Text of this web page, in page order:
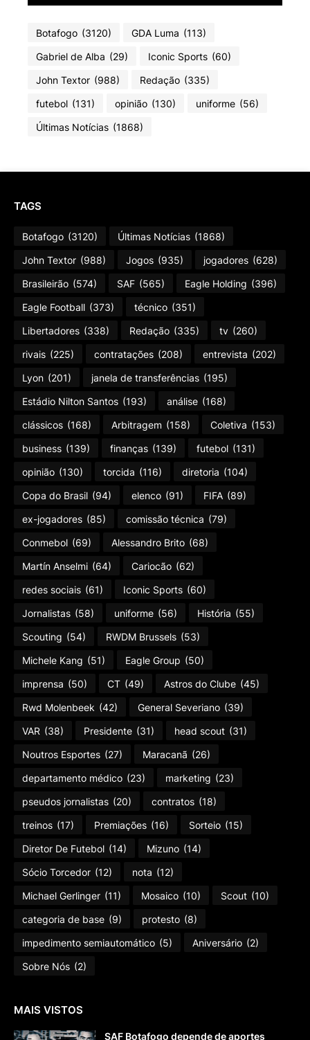
Botafogo (3120) GDA Luma (113)
Gabriel de Alba (29) Iconic Sports (60)
John Textor (988) Redação (335)
futebol (131) opinião (130) uniforme (56)
Últimas Notícias (1868)
TAGS
Botafogo (3120) Últimas Notícias (1868)
John Textor (988) Jogos (935) jogadores (628)
Brasileirão (574) SAF (565) Eagle Holding (396)
Eagle Football (373) técnico (351)
Libertadores (338) Redação (335) tv (260)
rivais (225) contratações (208) entrevista (202)
Lyon (201) janela de transferências (195)
Estádio Nilton Santos (193) análise (168)
clássicos (168) Arbitragem (158) Coletiva (153)
business (139) finanças (139) futebol (131)
opinião (130) torcida (116) diretoria (104)
Copa do Brasil (94) elenco (91) FIFA (89)
ex-jogadores (85) comissão técnica (79)
Conmebol (69) Alessandro Brito (68)
Martín Anselmi (64) Cariocão (62)
redes sociais (61) Iconic Sports (60)
Jornalistas (58) uniforme (56) História (55)
Scouting (54) RWDM Brussels (53)
Michele Kang (51) Eagle Group (50)
imprensa (50) CT (49) Astros do Clube (45)
Rwd Molenbeek (42) General Severiano (39)
VAR (38) Presidente (31) head scout (31)
Noutros Esportes (27) Maracanã (26)
departamento médico (23) marketing (23)
pseudos jornalistas (20) contratos (18)
treinos (17) Premiações (16) Sorteio (15)
Diretor De Futebol (14) Mizuno (14)
Sócio Torcedor (12) nota (12)
Michael Gerlinger (11) Mosaico (10) Scout (10)
categoria de base (9) protesto (8)
impedimento semiautomático (5) Aniversário (2)
Sobre Nós (2)
MAIS VISTOS
SAF Botafogo depende de aportes